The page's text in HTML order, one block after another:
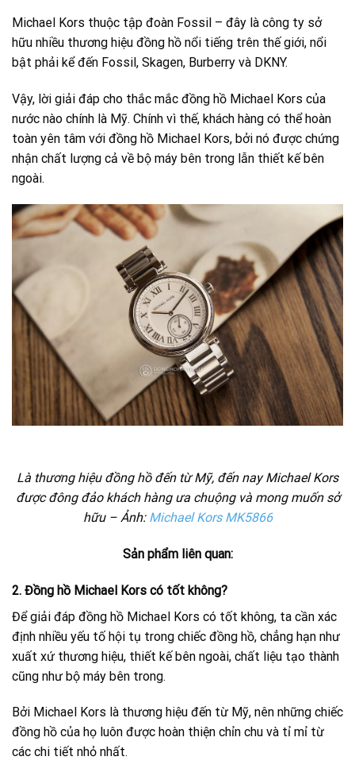
Michael Kors thuộc tập đoàn Fossil – đây là công ty sở
hữu nhiều thương hiệu đồng hồ nổi tiếng trên thế giới, nổi
bật phải kể đến Fossil, Skagen, Burberry và DKNY.
Vậy, lời giải đáp cho thắc mắc đồng hồ Michael Kors của
nước nào chính là Mỹ. Chính vì thế, khách hàng có thể hoàn
toàn yên tâm với đồng hồ Michael Kors, bởi nó được chứng
nhận chất lượng cả về bộ máy bên trong lẫn thiết kế bên
ngoài.
Là thương hiệu đồng hồ đến từ Mỹ, đến nay Michael Kors
được đông đảo khách hàng ưa chuộng và mong muốn sở
hữu – Ảnh: Michael Kors MK5866
Sản phẩm liên quan:
2. Đồng hồ Michael Kors có tốt không?
Để giải đáp đồng hồ Michael Kors có tốt không, ta cần xác
định nhiều yếu tố hội tụ trong chiếc đồng hồ, chẳng hạn như
xuất xứ thương hiệu, thiết kế bên ngoài, chất liệu tạo thành
cũng như bộ máy bên trong.
Bởi Michael Kors là thương hiệu đến từ Mỹ, nên những chiếc
đồng hồ của họ luôn được hoàn thiện chỉn chu và tỉ mỉ từ
các chi tiết nhỏ nhất.